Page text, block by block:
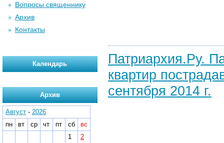
Патриархия.Ру.
квартир
сентября 2014 г.
Вопросы священнику
Архив
Контакты
Календарь
Архив
Август - 2026
пн
вт ср чт пт сб
вс
1
2